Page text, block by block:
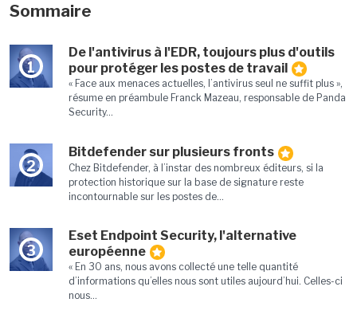
Sommaire
1
De l'antivirus à l'EDR, toujours plus d'outils
pour protéger les postes de travail
« Face aux menaces actuelles, l’antivirus seul ne suffit plus »,
résume en préambule Franck Mazeau, responsable de Panda
Security...
2
Bitdefender sur plusieurs fronts
Chez Bitdefender, à l’instar des nombreux éditeurs, si la
protection historique sur la base de signature reste
incontournable sur les postes de...
3
Eset Endpoint Security, l'alternative
européenne
« En 30 ans, nous avons collecté une telle quantité
d’informations qu’elles nous sont utiles aujourd’hui. Celles-ci
nous...